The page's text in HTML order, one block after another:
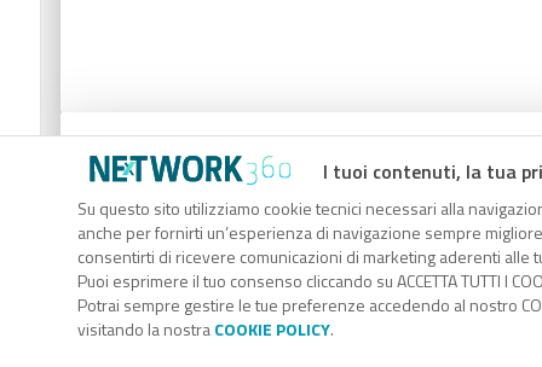
I tuoi contenuti, la tua
Su questo sito utilizziamo cookie tecnici necessari alla
anche per fornirti un’esperienza di navigazione sempre
consentirti di ricevere comunicazioni di marketing aderenti alle
Puoi esprimere il tuo consenso cliccando su ACCETTA TUTTI I
Potrai sempre gestire le tue preferenze accedendo al nostro
visitando la nostraCOOKIE POLICY.
Codice Rss
Clicca sul pulsante per copiare il link RSS negli
RSS link